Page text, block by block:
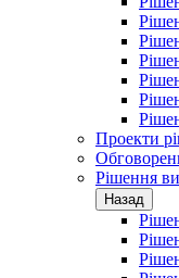
Проекти
Рішення
Назад